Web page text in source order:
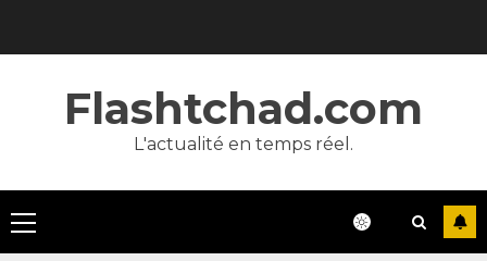
Flashtchad.com
L'actualité en temps réel.
Primary
Menu